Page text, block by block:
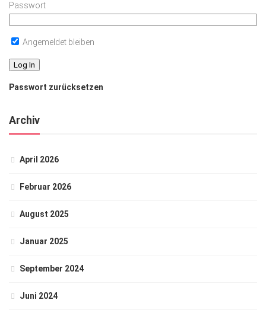
Passwort
Angemeldet bleiben
Passwort zurücksetzen
Archiv
April 2026
Februar 2026
August 2025
Januar 2025
September 2024
Juni 2024